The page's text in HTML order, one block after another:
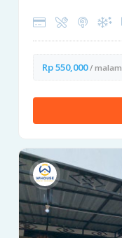
Rp 550,000/ malam